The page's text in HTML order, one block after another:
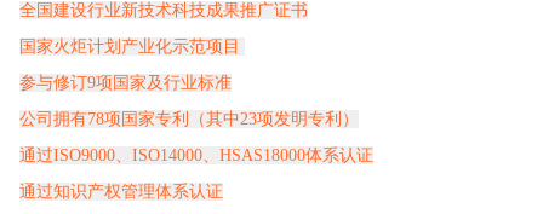
全国建设行业新技术科技成果推广证书
国家火炬计划产业化示范项目
参与修订9项国家及行业标准
公司拥有78项国家专利（其中23项发明专利）
通过ISO9000、ISO14000、HSAS18000体系认证
通过知识产权管理体系认证